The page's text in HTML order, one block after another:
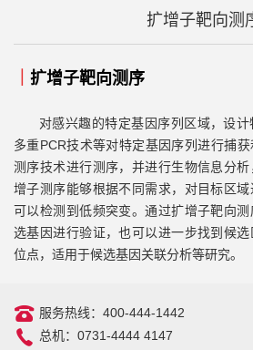
扩增子靶向测
扩增子靶向测序
对感兴趣的特定基因序列区域，设
多重PCR技术等对特定基因序列进行捕
测序技术进行测序，并进行生物信息分
增子测序能够根据不同需求，对目标区
可以检测到低频突变。通过扩增子靶向
选基因进行验证，也可以进一步找到候
位点，适用于候选基因关联分析等研究。
服务热线：400-444-1442
总机：0731-4444 4147